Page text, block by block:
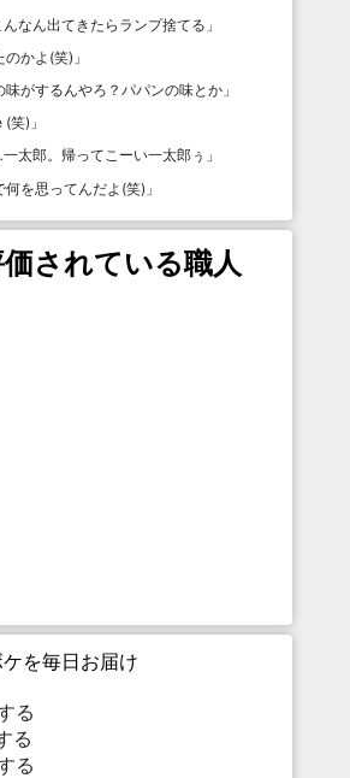
なん出てきたらランプ捨てる 」
のかよ(笑) 」
味がするんやろ？パパンの味とか 」
(笑) 」
太郎。帰ってこーい一太郎ぅ 」
何を思ってんだよ(笑) 」
されている職人
を毎日お届け
る
る
る